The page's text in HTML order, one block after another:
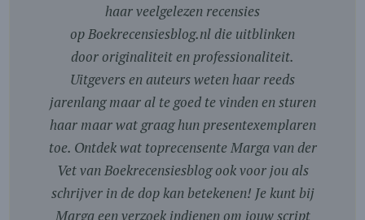
haar veelgelezen recensies
op Boekrecensiesblog.nl die uitblinken
door originaliteit en professionaliteit.
Uitgevers en auteurs weten haar reeds
jarenlang maar al te goed te vinden en sturen
haar maar wat graag hun presentexemplaren
toe. Ontdek wat toprecensente Marga van der
Vet van Boekrecensiesblog ook voor jou als
schrijver in de dop kan betekenen! Je kunt bij
Marga een verzoek indienen om jouw script